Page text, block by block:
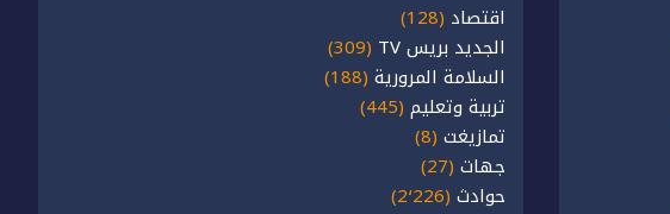
اقتصاد (128)
الجديد بريس TV
(309)
السلامة المرورية (188)
تربية وتعليم (445)
تمازيغت (8)
جهات (27)
حوادث (2٬226)